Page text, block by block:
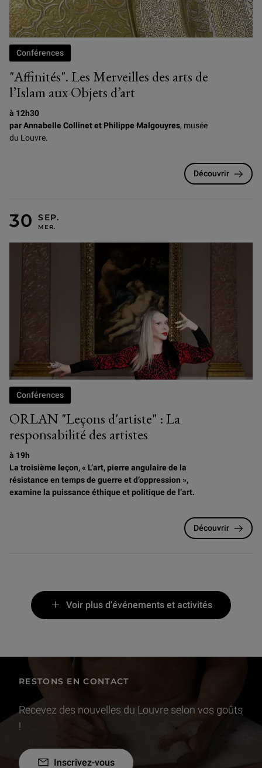
"Affinités". Les Merveilles des arts de
l’Islam aux Objets d’art
Conférences
à 12h30
par Annabelle Collinet et Philippe Malgouyres, musée
du Louvre.
Découvrir
ORLAN "Leçons d'artiste" : La
responsabilité des artistes
Conférences
à 19h
La troisième leçon, « L’art, pierre angulaire de la
résistance en temps de guerre et d’oppression »,
examine la puissance éthique et politique de l’art.
Découvrir
Voir plus d'événements et activités
RESTONS EN CONTACT
Recevez des nouvelles du Louvre selon vos goûts
!
Inscrivez-vous